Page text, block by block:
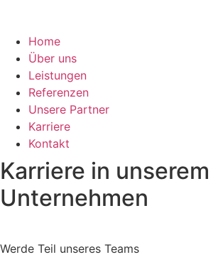
Home
Über uns
Leistungen
Referenzen
Unsere Partner
Karriere
Kontakt
Karriere in unserem
Unternehmen
Werde Teil unseres Teams